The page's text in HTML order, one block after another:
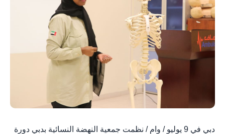
دبي في 9 يوليو / وام / نظمت جمعية النهضة النسائية بدبي دورة